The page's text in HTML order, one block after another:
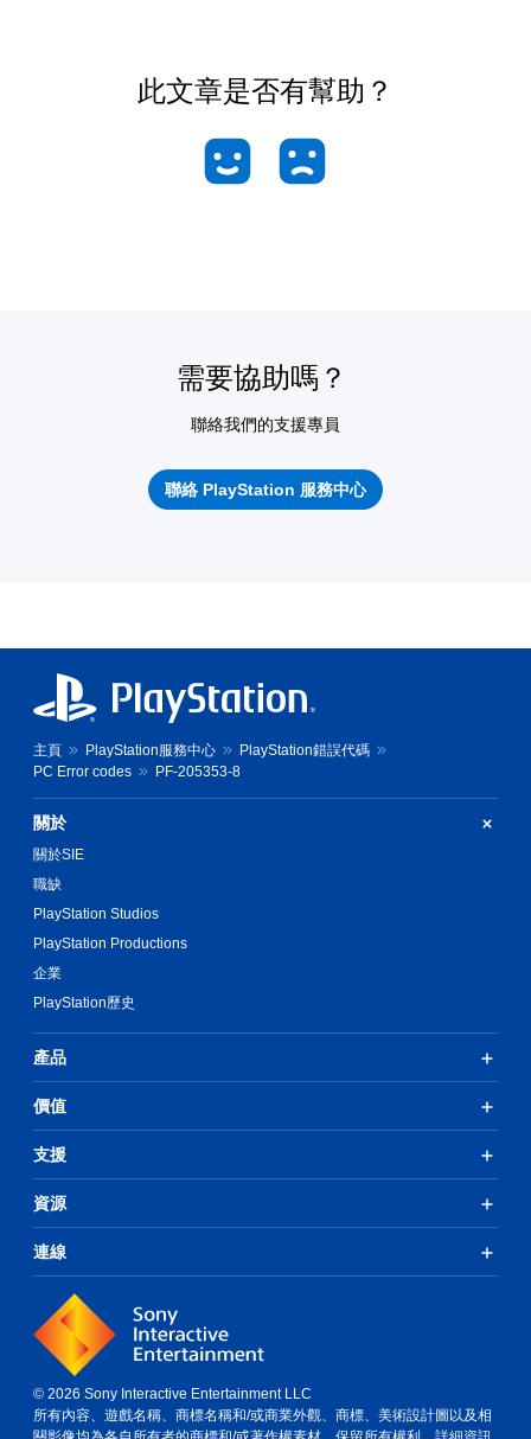
此文章是否有幫助？
需要協助嗎？
聯絡我們的支援專員
聯絡 PlayStation 服務中心
主頁 PlayStation服務中心
PlayStation錯誤代碼
PC Error codes
PF-205353-8
關於
關於SIE
職缺
PlayStation Studios
PlayStation Productions
企業
PlayStation歷史
產品
價值
支援
資源
連線
© 2026 Sony Interactive Entertainment LLC
所有內容、遊戲名稱、商標名稱和/或商業外觀、商標、美術設計圖以及相